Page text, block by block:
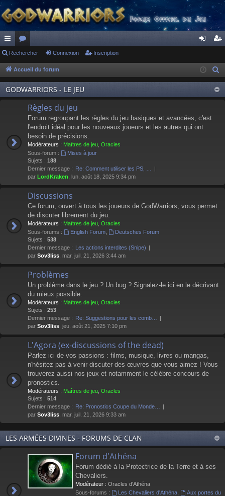
ac
co
ur
ci
or
u
m
s
ne
xi
on
cri
pti
on
Rechercher Connexion Inscription
Accueil du forum
GODWARRIORS - LE JEU
Règles du jeu
Forum regroupant les règles du jeu basiques et avancées, c'est
l'endroit idéal pour les nouveaux joueurs et les autres qui ont
besoin de précisions.
Modérateurs : Maîtres de jeu Oracles
Sous-forum :
Mises à jour
Sujets : 188
Dernier message : Re: Comment utiliser les PS, …
par LordKraken , lun. août 18, 2025 9:34 pm
Discussions
Ce forum, ouvert à tous les joueurs de GodWarriors, vous permet
de discuter librement du jeu.
Modérateurs : Maîtres de jeu Oracles
Sous-forums :
English Forum,
Deutsches Forum
Sujets : 538
Dernier message : Les actions interdites (Snipe)
par Sov3liss , mar. juil. 21, 2026 3:44 am
Problèmes
Un problème dans le jeu ? Un bug ? Signalez-le ici en le décrivant
du mieux possible.
Modérateurs : Maîtres de jeu Oracles
Sujets : 253
Dernier message : Re: Suggestions pour les comb…
par Sov3liss , jeu. août 21, 2025 7:10 pm
L'Agora (ex-discussions of the dead)
Parlez ici de vos passions : films, musique, livres ou mangas,
n'hésitez pas à venir discuter des œuvres que vous aimez ! Vous
trouverez aussi nos jeux et notamment le célèbre concours de
pronostics.
Modérateurs : Maîtres de jeu Oracles
Sujets : 514
Dernier message : Re: Pronostics Coupe du Monde…
par Sov3liss , mar. juil. 21, 2026 9:33 am
LES ARMÉES DIVINES - FORUMS DE CLAN
Forum d'Athéna
Forum dédié à la Protectrice de la Terre et à ses
Chevaliers.
Modérateur : Oracles d'Athéna
Sous-forums :
Les Chevaliers d'Athéna,
Aux portes du